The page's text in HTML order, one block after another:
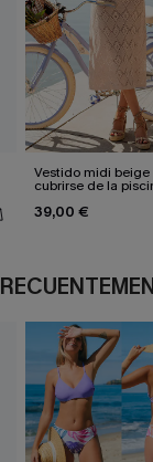
Vestido midi beige
cubrirse de la
39,00 €